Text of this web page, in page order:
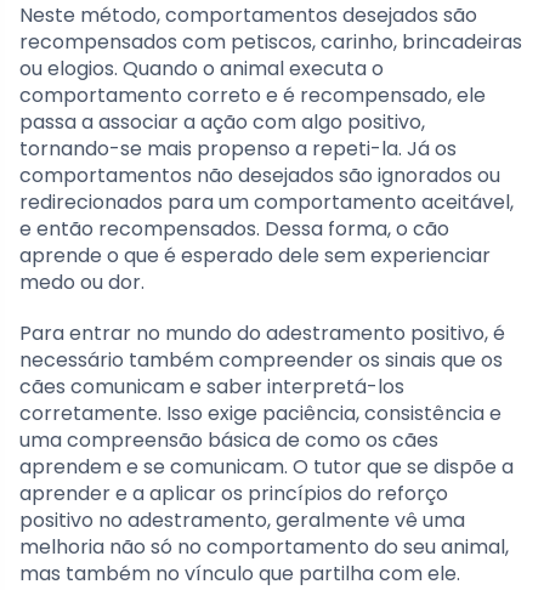
Neste método, comportamentos desejados são
recompensados com petiscos, carinho, brincadeiras
ou elogios. Quando o animal executa o
comportamento correto e é recompensado, ele
passa a associar a ação com algo positivo,
tornando-se mais propenso a repeti-la. Já os
comportamentos não desejados são ignorados ou
redirecionados para um comportamento aceitável,
e então recompensados. Dessa forma, o cão
aprende o que é esperado dele sem experienciar
medo ou dor.
Para entrar no mundo do adestramento positivo, é
necessário também compreender os sinais que os
cães comunicam e saber interpretá-los
corretamente. Isso exige paciência, consistência e
uma compreensão básica de como os cães
aprendem e se comunicam. O tutor que se dispõe a
aprender e a aplicar os princípios do reforço
positivo no adestramento, geralmente vê uma
melhoria não só no comportamento do seu animal,
mas também no vínculo que partilha com ele.